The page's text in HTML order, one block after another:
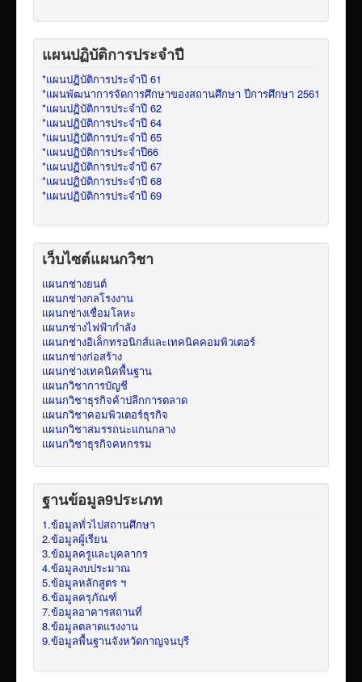
แผนปฏิบัติการประจำปี
*แผนปฏิบัติการประจำปี 61
*แผนพัฒนาการจัดการศึกษาของสถานศึกษา ปีการศึกษา 2561
*แผนปฏิบัติการประจำปี 62
*แผนปฏิบัติการประจำปี 64
*แผนปฏิบัติการประจำปี 65
*แผนปฏิบัติการประจำปี66
*แผนปฏิบัติการประจำปี 67
*แผนปฏิบัติการประจำปี 68
*แผนปฏิบัติการประจำปี 69
เว็บไซต์แผนกวิชา
แผนกช่างยนต์
แผนกช่างกลโรงงาน
แผนกช่างเชื่อมโลหะ
แผนกช่างไฟฟ้ากำลัง
แผนกช่างอิเล็กทรอนิกส์และเทคนิคคอมพิวเตอร์
แผนกช่างก่อสร้าง
แผนกช่างเทคนิคพื้นฐาน
แผนกวิชาการบัญชี
แผนกวิชาธุรกิจค้าปลีกการตลาด
แผนกวิชาคอมพิวเตอร์ธุรกิจ
แผนกวิชาสมรรถนะแกนกลาง
แผนกวิชาธุรกิจคหกรรม
ฐานข้อมูล9ประเภท
1.ข้อมูลทั่วไปสถานศึกษา
2.ข้อมูลผู้เรียน
3.ข้อมูลครูและบุคลากร
4.ข้อมูลงบประมาณ
5.ข้อมูลหลักสูตร ฯ
6.ข้อมูลครุภัณฑ์
7.ข้อมูลอาคารสถานที่
8.ข้อมูลตลาดแรงงาน
9.ข้อมูลพื้นฐานจังหวัดกาญจนบุรี